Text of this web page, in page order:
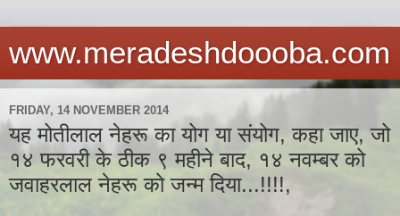
www.meradeshdoooba.com
FRIDAY, 14 NOVEMBER 2014
यह मोतीलाल नेहरू का योग या संयोग, कहा जाए, जो
१४ फरवरी के ठीक ९ महीने बाद, १४ नवम्बर को
जवाहरलाल नेहरू को जन्म दिया...!!!!,